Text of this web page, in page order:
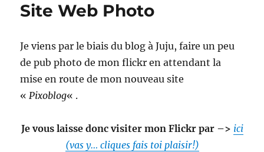
par
1
an
vente-
Site Web Photo
Je viens par le biais du blog à Juju, faire un peu
de pub photo de mon flickr en attendant la
mise en route de mon nouveau site
«Pixoblog« .
Je vous laisse donc visiter mon Flickr par –> ici
(vas y… cliques fais toi plaisir!)